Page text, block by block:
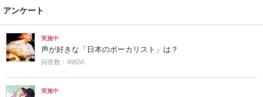
アンケート
実施中
声が好きな「日本のボーカリスト」は？
回答数：49556
実施中